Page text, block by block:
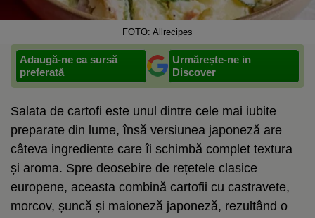
FOTO: Allrecipes
Adaugă-ne ca sursă
preferată
Urmărește-ne in
Discover
Salata de cartofi este unul dintre cele mai iubite
preparate din lume, însă versiunea japoneză are
câteva ingrediente care îi schimbă complet textura
și aroma. Spre deosebire de rețetele clasice
europene, aceasta combină cartofii cu castravete,
morcov, șuncă și maioneză japoneză, rezultând o